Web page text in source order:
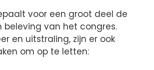
voor een groot deel de
beleving van het congres.
en uitstraling, zijn er ook
om op te letten: